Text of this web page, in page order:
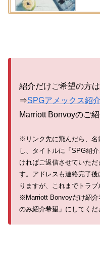
紹介だけご希望の方
⇒SPGアメックス紹
Marriott Bonvoyのご
※リンク先に飛んだら、名
し、タイトルに「SPG紹
ければご返信させていただ
す。アドレスも連絡完了
りますが、これまでトラブ
※Marriott Bonvoyだけ紹介
のみ紹介希望」にしてくだ